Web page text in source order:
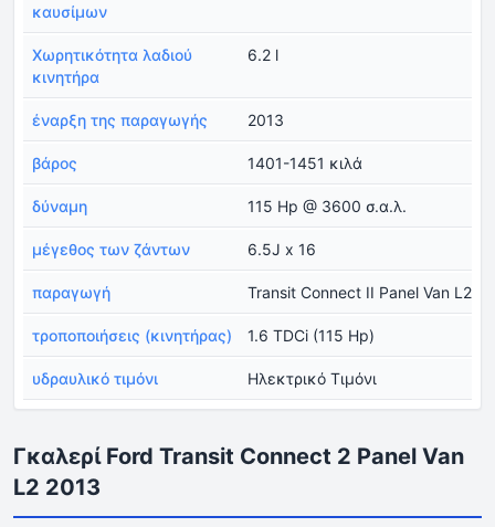
καυσίμων
Χωρητικότητα λαδιού
κινητήρα
6.2 l
έναρξη της παραγωγής 2013
βάρος 1401-1451 κιλά
δύναμη 115 Hp @ 3600 σ.α.λ.
μέγεθος των ζάντων 6.5J x 16
παραγωγή Transit Connect II Panel Van L2
τροποποιήσεις (κινητήρας) 1.6 TDCi (115 Hp)
υδραυλικό τιμόνι Ηλεκτρικό Τιμόνι
Γκαλερί Ford Transit Connect 2 Panel Van
L2 2013